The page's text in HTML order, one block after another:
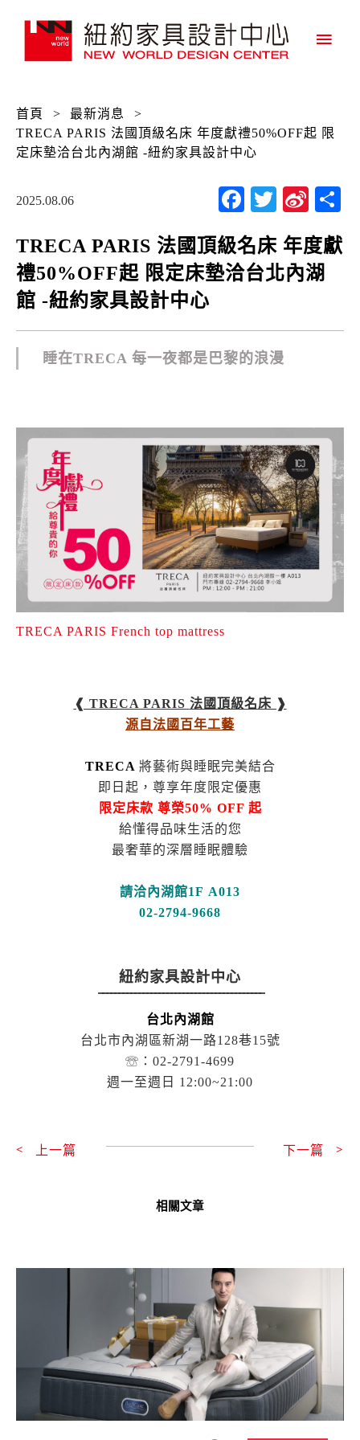
單
首頁 > 最新消息
>
TRECA PARIS 法國頂級名床 年度獻禮50%OFF起 限
定床墊洽台北內湖館 -紐約家具設計中心
2025.08.06 Facebook
Twitter
Sina
TRECA PARIS 法國頂級名床 年度獻
禮50%OFF起 限定床墊洽台北內湖
館 -紐約家具設計中心
睡在TRECA 每一夜都是巴黎的浪漫
TRECA PARIS French top mattress
❰ TRECA PARIS 法國頂級名床 ❱
源自法國百年工藝
TRECA 將藝術與睡眠完美結合
即日起，尊享年度限定優惠
限定床款 尊榮50% OFF 起
給懂得品味生活的您
最奢華的深層睡眠體驗
請洽內湖館1F A013
02-2794-9668
紐約家具設計中心
̿ ̿ ̿ ̿ ̿ ̿ ̿ ̿ ̿ ̿ ̿ ̿ ̿ ̿ ̿ ̿ ̿ ̿ ̿ ̿ ̿ ̿ ̿ ̿ ̿ ̿ ̿ ̿ ̿ ̿ ̿ ̿ ̿ ̿ ̿ ̿ ̿ ̿ ̿ ̿ ̿
台北內湖館
台北市內湖區新湖一路128巷15號
☏：02-2791-4699
週一至週日 12:00~21:00
上一頁
上一篇 下一篇
相關文章